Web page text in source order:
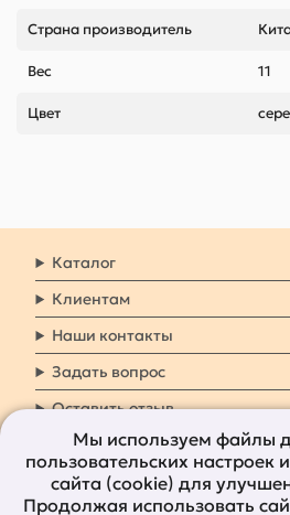
Страна производитель
Вес 11
Цвет
Каталог
Клиентам
Наши контакты
Задать вопрос
Оставить отзыв
8 800 7009 161
Наши социальные
Мы используем файлы
пользовательских настроек
сайта (cookie) для
Продолжая использовать